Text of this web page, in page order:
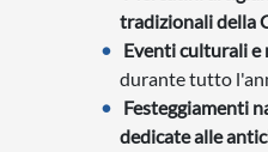
tradizionali della
Eventi culturali e
durante tutto
Festeggiamenti
dedicate alle